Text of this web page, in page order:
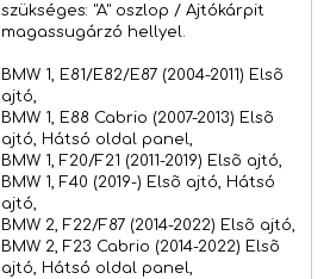
szükséges: "A" oszlop / Ajtókárpit
magassugárzó hellyel.
BMW 1, E81/E82/E87 (2004-2011) Elsõ
ajtó,
BMW 1, E88 Cabrio (2007-2013) Elsõ
ajtó, Hátsó oldal panel,
BMW 1, F20/F21 (2011-2019) Elsõ ajtó,
BMW 1, F40 (2019-) Elsõ ajtó, Hátsó
ajtó,
BMW 2, F22/F87 (2014-2022) Elsõ ajtó,
BMW 2, F23 Cabrio (2014-2022) Elsõ
ajtó, Hátsó oldal panel,